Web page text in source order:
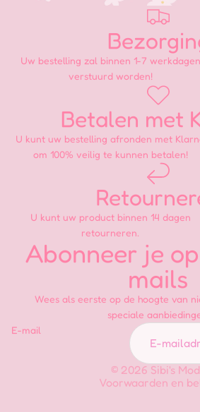
Uw bestelling zal binnen 1-7 werkdagen
verstuurd worden!
Betalen met
U kunt uw bestelling afronden met
om 100% veilig te kunnen betalen!
U kunt uw product binnen 14 dagen
retourneren.
Abonneer je
mails
Wees als eerste op de hoogte van
speciale
E-mail
© 2026 Sibi's
Voorwaarden en
Privacybeleid
Terugbetalingsbeleid
Algemene voorwaarden
Wettelijke kennisgeving